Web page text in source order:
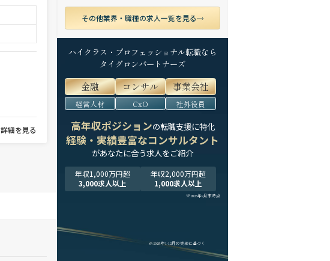
詳細を見る
その他業界・職種の求人一覧を見る
ハイクラス・プロフェッショナル転職なら
タイグロンパートナーズ
金融 コンサル 事業会社
経営人材 CxO 社外役員
高年収ポジションの転職支援に特化
経験・実績豊富なコンサルタント
があなたに合う求人をご紹介
年収1,000万円超
3,000求人以上
年収2,000万円超
1,000求人以上
※2025年9月末時点
※2024年1-12月の実績に基づく